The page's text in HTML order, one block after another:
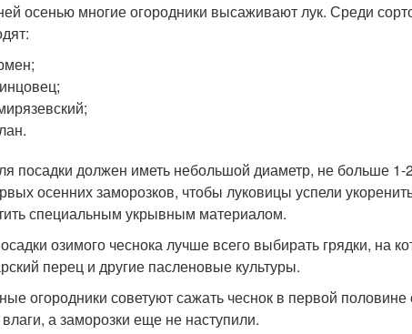
осенью многие огородники высаживают лук. Среди
посадки должен иметь небольшой диаметр, не больше
осенних заморозков, чтобы луковицы успели
специальным укрывным материалом.
озимого чеснока лучше всего выбирать грядки, на
перец и другие пасленовые культуры.
огородники советуют сажать чеснок в первой половине
влаги, а заморозки еще не наступили.